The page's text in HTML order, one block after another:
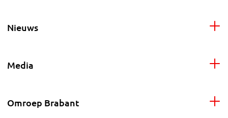
Nieuws
Media
Omroep Brabant